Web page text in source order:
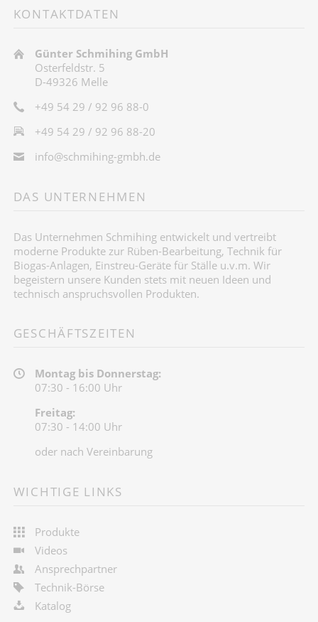
KONTAKTDATEN
Günter Schmihing GmbH
Osterfeldstr. 5
D-49326 Melle
+49 54 29 / 92 96 88-0
+49 54 29 / 92 96 88-20
info@schmihing-gmbh.de
DAS UNTERNEHMEN
Das Unternehmen Schmihing entwickelt und vertreibt
moderne Produkte zur Rüben-Bearbeitung, Technik für
Biogas-Anlagen, Einstreu-Geräte für Ställe u.v.m. Wir
begeistern unsere Kunden stets mit neuen Ideen und
technisch anspruchsvollen Produkten.
GESCHÄFTSZEITEN
Montag bis Donnerstag:
07:30 - 16:00 Uhr
Freitag:
07:30 - 14:00 Uhr
oder nach Vereinbarung
WICHTIGE LINKS
Produkte
Videos
Ansprechpartner
Technik-Börse
Katalog